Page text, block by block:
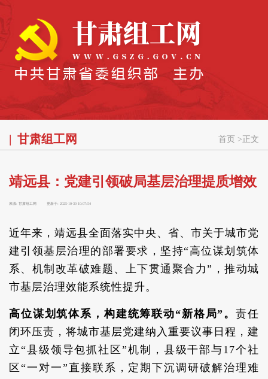
甘肃组工网 首页 > 正文
靖远县：党建引领破局基层治理提质增效
来源: 甘肃组工网 更新于: 2025-10-30 10:07:54
近年来，靖远县全面落实中央、省、市关于城市党
建引领基层治理的部署要求，坚持“高位谋划筑体
系、机制改革破难题、上下贯通聚合力”，推动城
市基层治理效能系统性提升。
高位谋划筑体系，构建统筹联动“新格局”。责任
闭环压责，将城市基层党建纳入重要议事日程，建
立“县级领导包抓社区”机制，县级干部与17个社
区“一对一”直接联系，定期下沉调研破解治理难